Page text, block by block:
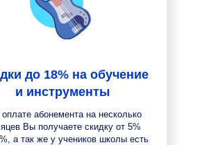
оплате абонемента на несколько
Вы получаете скидку от 5%
а так же у учеников школы есть
до 18% на обучение
и инструменты